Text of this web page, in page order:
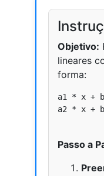
Objetivo:
lineares
forma:
a1 * x +
a2 * x +
Passo a